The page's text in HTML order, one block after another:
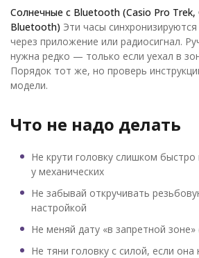
Солнечные с Bluetooth (Casio Pro Trek,
Bluetooth) Эти часы
через приложение или радиосигнал.
нужна редко — только если уехал в
Порядок тот же, но проверь
модели.
Что не надо делать
Не крути головку слишком
у механических
Не забывай откручивать
настройкой
Не меняй дату «в запретной зоне»
Не тяни головку с силой, если